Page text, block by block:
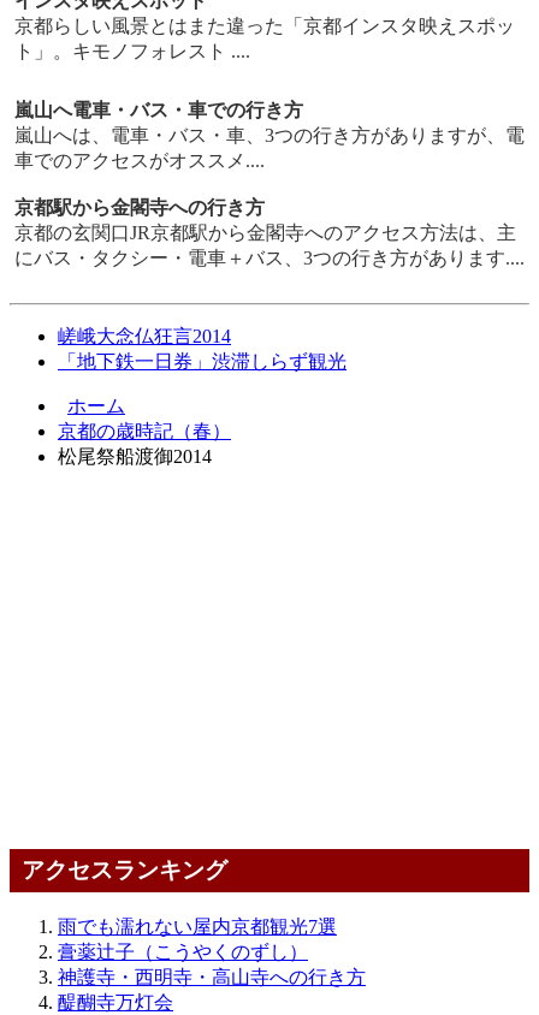
京都らしい風景とはまた違った「京都インスタ映えスポッ
ト」。キモノフォレスト ....
嵐山へ電車・バス・車での行き方
嵐山へは、電車・バス・車、3つの行き方がありますが、電
車でのアクセスがオススメ....
京都駅から金閣寺への行き方
京都の玄関口JR京都駅から金閣寺へのアクセス方法は、主
にバス・タクシー・電車＋バス、3つの行き方があります....
嵯峨大念仏狂言2014
「地下鉄一日券」渋滞しらず観光
ホーム
京都の歳時記（春）
松尾祭船渡御2014
アクセスランキング
雨でも濡れない屋内京都観光7選
膏薬辻子（こうやくのずし）
神護寺・西明寺・高山寺への行き方
醍醐寺万灯会